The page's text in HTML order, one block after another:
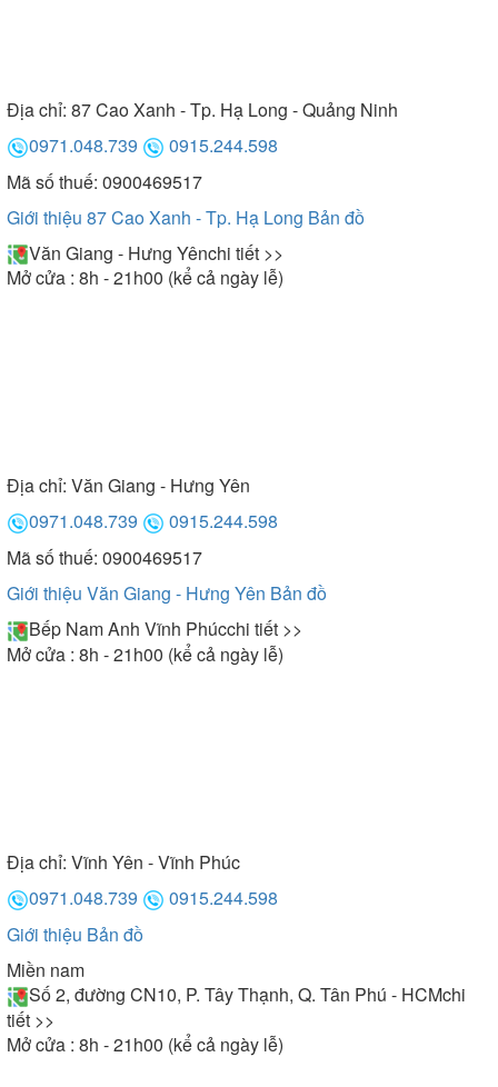
Địa chỉ: 87 Cao Xanh - Tp. Hạ Long - Quảng Ninh
0971.048.739
0915.244.598
Mã số thuế: 0900469517
Giới thiệu 87 Cao Xanh - Tp. Hạ Long Bản đồ
Văn Giang - Hưng Yênchi tiết >>
Mở cửa : 8h - 21h00 (kể cả ngày lễ)
Địa chỉ: Văn Giang - Hưng Yên
0971.048.739
0915.244.598
Mã số thuế: 0900469517
Giới thiệu Văn Giang - Hưng Yên Bản đồ
Bếp Nam Anh Vĩnh Phúcchi tiết >>
Mở cửa : 8h - 21h00 (kể cả ngày lễ)
Địa chỉ: Vĩnh Yên - Vĩnh Phúc
0971.048.739
0915.244.598
Giới thiệu Bản đồ
Miền nam
Số 2, đường CN10, P. Tây Thạnh, Q. Tân Phú - HCMchi
tiết >>
Mở cửa : 8h - 21h00 (kể cả ngày lễ)